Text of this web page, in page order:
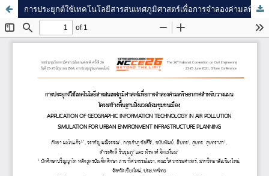
การประยุกต์ใช้เทคโนโลยีสารสนเทศภูมิศาสตร์เพื่อการจำลองค่ามลพิษอากาศสำหรับวางแผนโครงสร้างพื้นฐานสิ่งแวดล้อม ชุมชนเมือง